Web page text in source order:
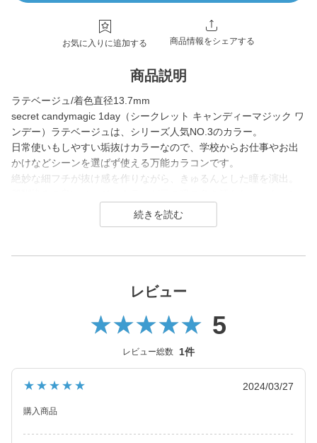
お気に入りに追加する 商品情報をシェアする
商品説明
ラテベージュ/着色直径13.7mm
secret candymagic 1day（シークレット キャンディーマジック ワ
ンデー）ラテベージュは、シリーズ人気NO.3のカラー。
日常使いもしやすい垢抜けカラーなので、学校からお仕事やお出
かけなどシーンを選ばず使える万能カラコンです。
絶妙な細フチが抜け感を作りながら、きゅるんとした瞳を演出。
アップさせるため、ナチュラルに印象アップしたい方に選ばれる
secret candymagic 1day（シークレット キャンディーマジック ワ
いる、盛れるカラコンといえばコレ！なロングセラーカラコンブ
DIA14.5mmの「盛れる」大きめサイズで、元祖ちゅるんカラコン
「キャンマジ3番」や王道黒コン「キャンマジ5番」をはじめ、平
コンなど、トレンドのカラコンを生み出し続けています。
2025年にはラメ入りカラコンが登場＆水光カラーは軸固定の回ら
レビュー
5
レビュー総数 1件
★★★★★ 2024/03/27
購入商品